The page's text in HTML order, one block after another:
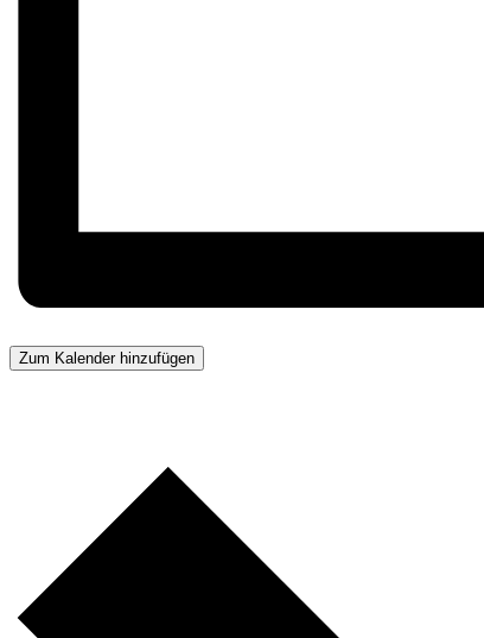
Zum Kalender hinzufügen